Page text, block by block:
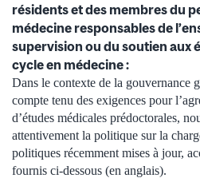
résidents et des membres du
médecine responsables de
supervision ou du soutien aux
cycle en médecine :
Dans le contexte de la gouvernance
compte tenu des exigences pour
d’études médicales prédoctorales,
attentivement la politique sur la
politiques récemment mises à jour,
fournis ci-dessous (en anglais).